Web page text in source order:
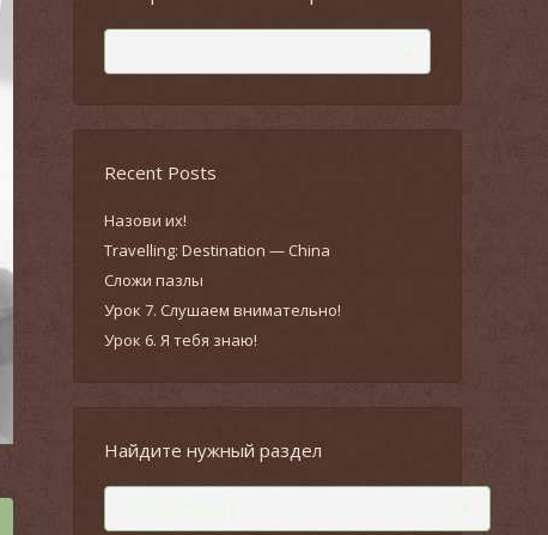
Search:
Recent Posts
Назови их!
Travelling: Destination — China
Сложи пазлы
Урок 7. Слушаем внимательно!
Урок 6. Я тебя знаю!
Найдите нужный раздел
Найдите